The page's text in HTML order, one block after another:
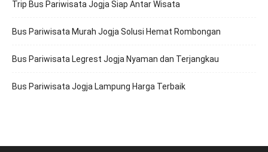
Trip Bus Pariwisata Jogja Siap Antar Wisata
Bus Pariwisata Murah Jogja Solusi Hemat Rombongan
Bus Pariwisata Legrest Jogja Nyaman dan Terjangkau
Bus Pariwisata Jogja Lampung Harga Terbaik